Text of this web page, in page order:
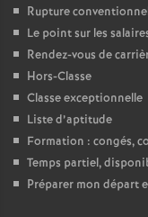
Rupture
Le point sur les
Rendez-vous de
Hors-Classe
Classe exceptionnelle
Liste d’aptitude
Formation : congés,
Temps partiel,
Préparer mon départ